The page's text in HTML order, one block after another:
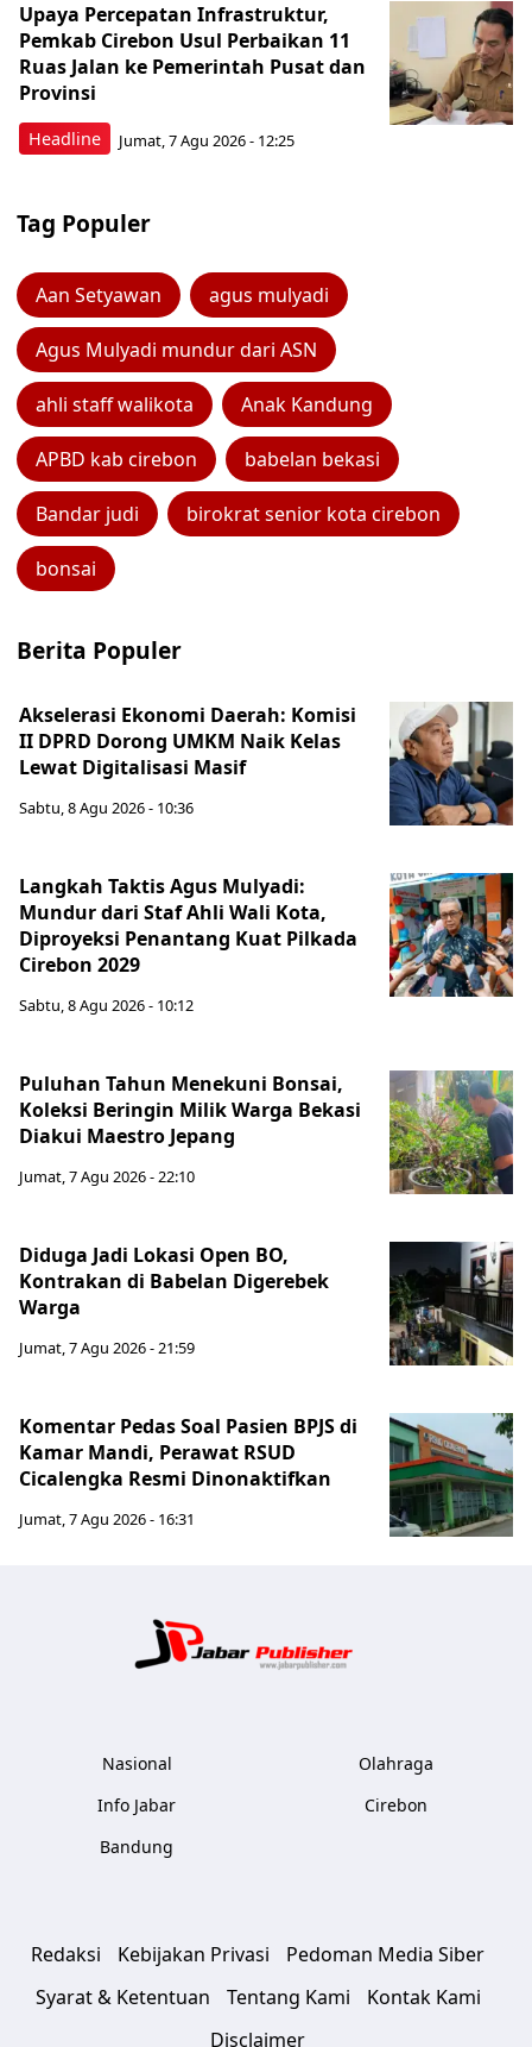
Headline
Upaya Percepatan Infrastruktur,
Pemkab Cirebon Usul Perbaikan 11
Ruas Jalan ke Pemerintah Pusat dan
Provinsi
Jumat, 7 Agu 2026 - 12:25
Tag Populer
Aan Setyawan agus mulyadi
Agus Mulyadi mundur dari ASN
ahli staff walikota Anak Kandung
APBD kab cirebon babelan bekasi
Bandar judi birokrat senior kota cirebon
bonsai
Berita Populer
Akselerasi Ekonomi Daerah: Komisi
II DPRD Dorong UMKM Naik Kelas
Lewat Digitalisasi Masif
Sabtu, 8 Agu 2026 - 10:36
Langkah Taktis Agus Mulyadi:
Mundur dari Staf Ahli Wali Kota,
Diproyeksi Penantang Kuat Pilkada
Cirebon 2029
Sabtu, 8 Agu 2026 - 10:12
Puluhan Tahun Menekuni Bonsai,
Koleksi Beringin Milik Warga Bekasi
Diakui Maestro Jepang
Jumat, 7 Agu 2026 - 22:10
Diduga Jadi Lokasi Open BO,
Kontrakan di Babelan Digerebek
Warga
Jumat, 7 Agu 2026 - 21:59
Komentar Pedas Soal Pasien BPJS di
Kamar Mandi, Perawat RSUD
Cicalengka Resmi Dinonaktifkan
Jumat, 7 Agu 2026 - 16:31
Nasional
Info Jabar
Bandung
Olahraga
Cirebon
Redaksi Kebijakan Privasi
Pedoman Media Siber
Syarat & Ketentuan
Tentang Kami
Kontak Kami
Disclaimer